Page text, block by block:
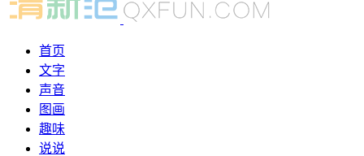
首页
文字
声音
图画
趣味
说说